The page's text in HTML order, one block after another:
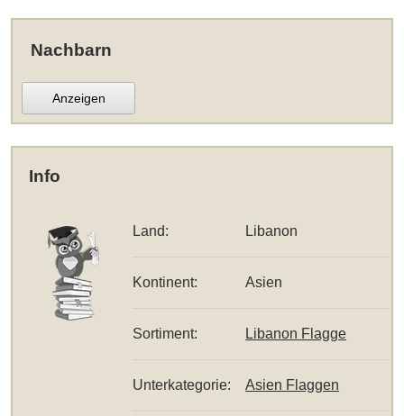
Nachbarn
Anzeigen
Info
Land: Libanon
Kontinent: Asien
Sortiment: Libanon Flagge
Unterkategorie: Asien Flaggen